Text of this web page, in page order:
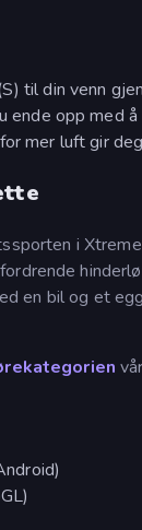
til din venn
ende opp med
mer luft gir
i
en bil og et